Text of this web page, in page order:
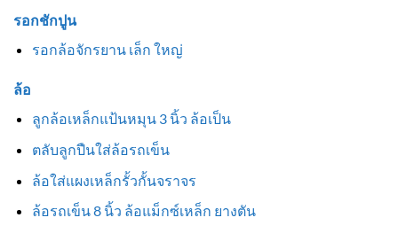
รอกชักปูน
รอกล้อจักรยาน เล็ก ใหญ่
ล้อ
ลูกล้อเหล็กแป้นหมุน 3 นิ้ว ล้อเป็น
ตลับลูกปืนใส่ล้อรถเข็น
ล้อใส่แผงเหล็กรั้วกั้นจราจร
ล้อรถเข็น 8 นิ้ว ล้อแม็กซ์เหล็ก ยางตัน